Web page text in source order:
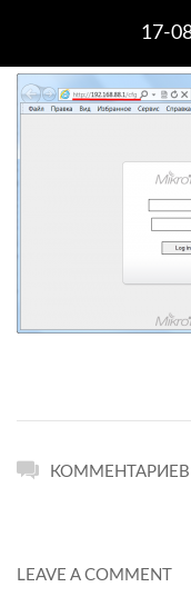
17-
КОММЕНТАРИЕВ
LEAVE A COMMENT